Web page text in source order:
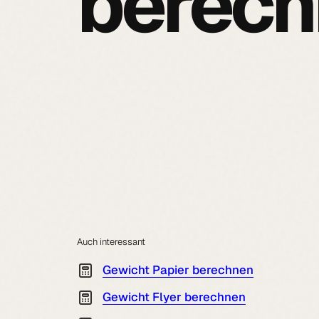
Auch interessant
Gewicht Papier berechnen
Gewicht Flyer berechnen